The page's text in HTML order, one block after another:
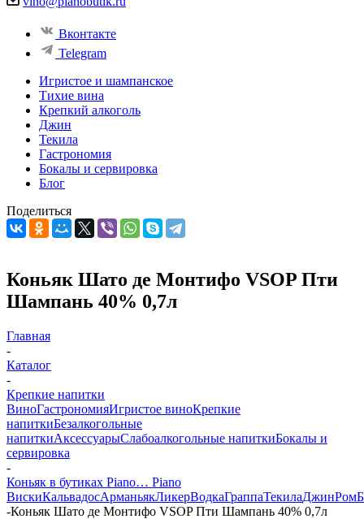
Вконтакте
Telegram
Игристое и шампанское
Тихие вина
Крепкий алкоголь
Джин
Текила
Гастрономия
Бокалы и сервировка
Блог
Поделиться
Коньяк Шато де Монтифо VSOP Пти
Шампань 40% 0,7л
Главная
-
Каталог
-
Крепкие напитки
ВиноГастрономияИгристое виноКрепкие
напиткиБезалкогольные
напиткиАксессуарыСлабоалкогольные напиткиБокалы и
сервировка
-
Коньяк в бутиках Piano… Piano
ВискиКальвадосАрманьякЛикерВодкаГраппаТекилаДжинРом
-Коньяк Шато де Монтифо VSOP Пти Шампань 40% 0,7л